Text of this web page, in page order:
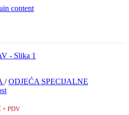
content
/ ODJEĆA SPECIJALNE
+ PDV